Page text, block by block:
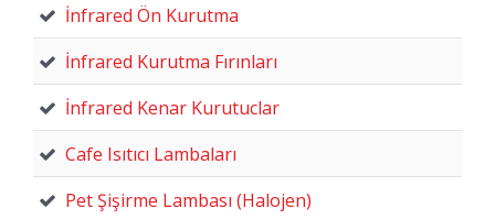
İnfrared Ön Kurutma
İnfrared Kurutma Fırınları
İnfrared Kenar Kurutuclar
Cafe Isıtıcı Lambaları
Pet Şişirme Lambası (Halojen)